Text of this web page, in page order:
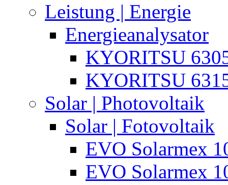
Leistung | Energie
Energieanalysator
KYORITSU
KYORITSU
Solar | Photovoltaik
Solar | Fotovoltaik
EVO Solarmex
EVO Solarmex